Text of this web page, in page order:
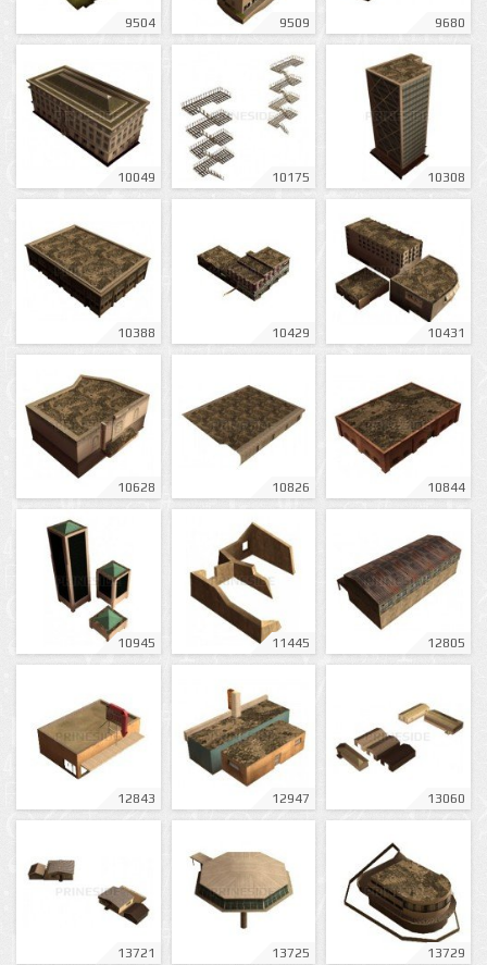
9504 9509 9680
10049 10175 10308
10388 10429 10431
10628 10826 10844
10945 11445 12805
12843 12947 13060
13721 13725 13729